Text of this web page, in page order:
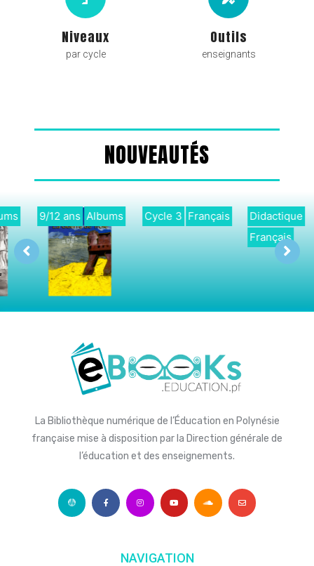
Niveaux
par cycle
Outils
enseignants
NOUVEAUTÉS
9/12 ans Albums Cycle 3 Français
Didactique
Français
La Bibliothèque numérique de l’Éducation en Polynésie
française mise à disposition par la Direction générale de
l’éducation et des enseignements.
NAVIGATION